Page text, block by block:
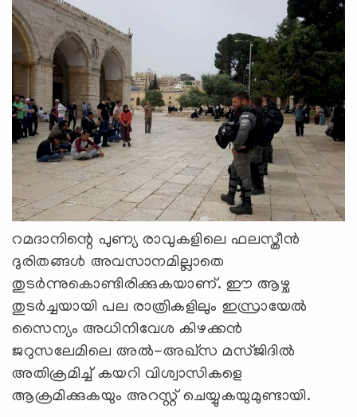
റമദാനിന്റെ പുണ്യ രാവുകളിലെ ഫലസ്തീൻ
ദുരിതങ്ങൾ അവസാനമില്ലാതെ
തുടർന്നുകൊണ്ടിരിക്കുകയാണ്. ഈ ആഴ്ച
തുടർച്ചയായി പല രാത്രികളിലും ഇസ്രായേൽ
സൈന്യം അധിനിവേശ കിഴക്കൻ
ജറുസലേമിലെ അൽ-അഖ്സ മസ്ജിദിൽ
അതിക്രമിച്ച് കയറി വിശ്വാസികളെ
ആക്രമിക്കുകയും അറസ്റ്റ് ചെയ്യുകയുമുണ്ടായി.